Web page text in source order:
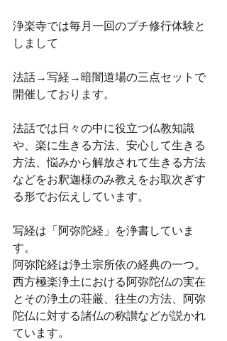
浄楽寺では毎月一回のプチ修行体験と
しまして
法話→写経→暗闇道場の三点セットで
開催しております。
法話では日々の中に役立つ仏教知識
や、楽に生きる方法、安心して生きる
方法、悩みから解放されて生きる方法
などをお釈迦様のみ教えをお取次ぎす
る形でお伝えしています。
写経は「阿弥陀経」を浄書していま
す。
阿弥陀経は浄土宗所依の経典の一つ。
西方極楽浄土における阿弥陀仏の実在
とその浄土の荘厳、往生の方法、阿弥
陀仏に対する諸仏の称讃などが説かれ
ています。